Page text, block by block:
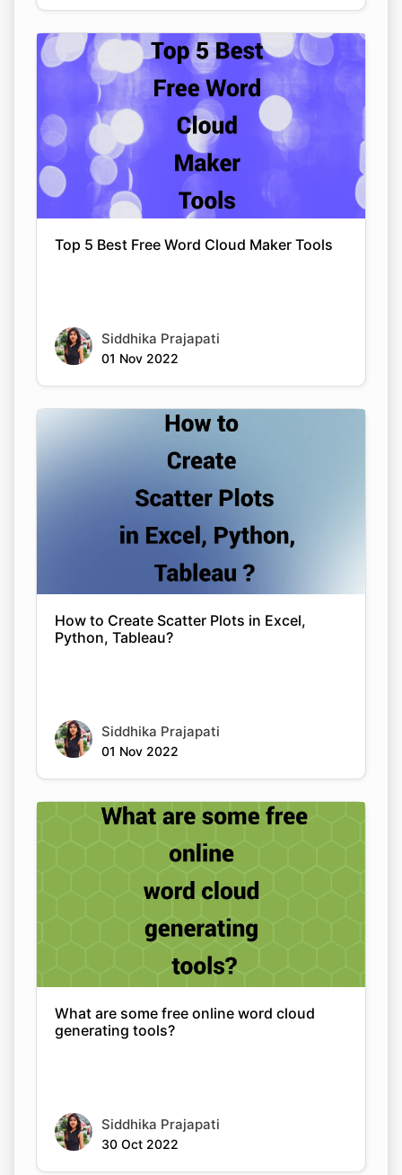
Top 5 Best Free Word Cloud Maker Tools
Siddhika Prajapati
01 Nov 2022
How to Create Scatter Plots in Excel,
Python, Tableau?
Siddhika Prajapati
01 Nov 2022
What are some free online word cloud
generating tools?
Siddhika Prajapati
30 Oct 2022